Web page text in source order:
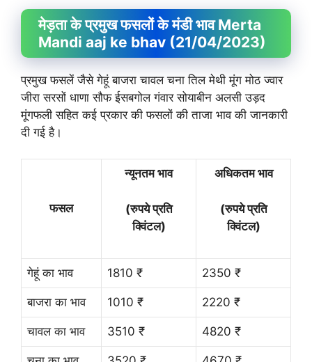
मेड़ता के प्रमुख फसलों के मंडी भाव Merta
Mandi aaj ke bhav (21/04/2023)
प्रमुख फसलें जैसे गेहूं बाजरा चावल चना तिल मेथी मूंग मोठ ज्वार
जीरा सरसों धाणा सौफ ईसबगोल गंवार सोयाबीन अलसी उड़द
मूंगफली सहित कई प्रकार की फसलों की ताजा भाव की जानकारी
दी गई है।
फसल
न्यूनतम भाव
(रुपये प्रति
क्विंटल)
अधिकतम भाव
(रुपये प्रति
क्विंटल)
गेहूं का भाव 1810 ₹ 2350 ₹
बाजरा का भाव 1010 ₹ 2220 ₹
चावल का भाव 3510 ₹ 4820 ₹